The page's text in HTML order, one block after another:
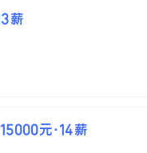
薪
元·14薪